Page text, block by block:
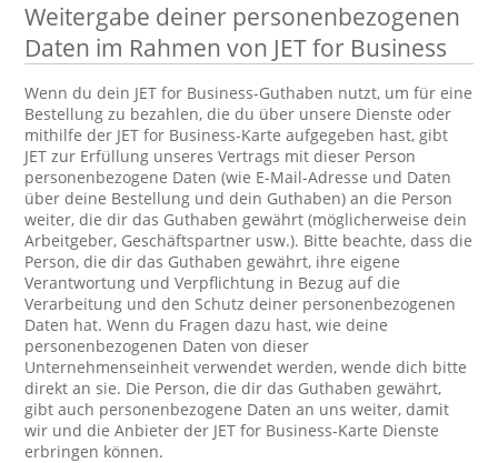
Weitergabe deiner personenbezogenen
Daten im Rahmen von JET for Business
Wenn du dein JET for Business-Guthaben nutzt, um für eine
Bestellung zu bezahlen, die du über unsere Dienste oder
mithilfe der JET for Business-Karte aufgegeben hast, gibt
JET zur Erfüllung unseres Vertrags mit dieser Person
personenbezogene Daten (wie E-Mail-Adresse und Daten
über deine Bestellung und dein Guthaben) an die Person
weiter, die dir das Guthaben gewährt (möglicherweise dein
Arbeitgeber, Geschäftspartner usw.). Bitte beachte, dass die
Person, die dir das Guthaben gewährt, ihre eigene
Verantwortung und Verpflichtung in Bezug auf die
Verarbeitung und den Schutz deiner personenbezogenen
Daten hat. Wenn du Fragen dazu hast, wie deine
personenbezogenen Daten von dieser
Unternehmenseinheit verwendet werden, wende dich bitte
direkt an sie. Die Person, die dir das Guthaben gewährt,
gibt auch personenbezogene Daten an uns weiter, damit
wir und die Anbieter der JET for Business-Karte Dienste
erbringen können.